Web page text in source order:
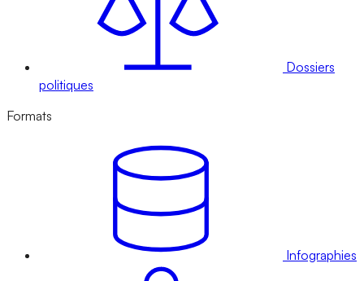
Dossiers
politiques
Formats
Infographies